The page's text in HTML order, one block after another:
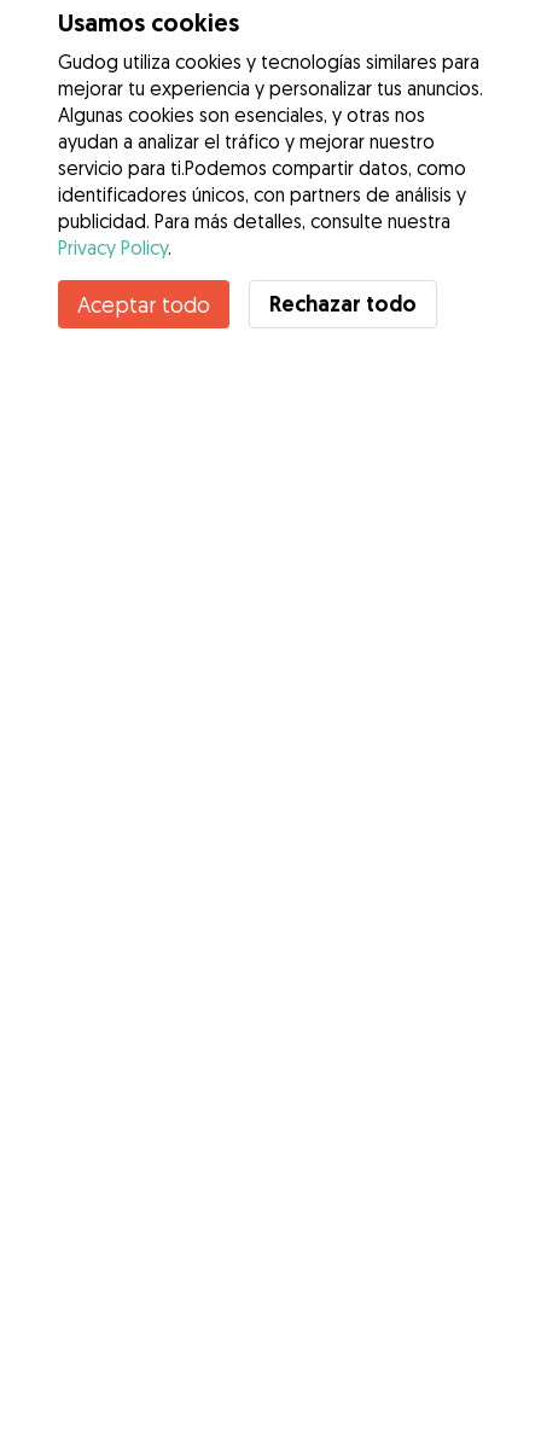
Contacta con Beatriz
¿Conoces los Beneficios de Gudog? Ver más
Usamos cookies
Gudog utiliza cookies y tecnologías similares para
mejorar tu experiencia y personalizar tus anuncios.
Algunas cookies son esenciales, y otras nos
ayudan a analizar el tráfico y mejorar nuestro
servicio para ti.Podemos compartir datos, como
identificadores únicos, con partners de análisis y
publicidad. Para más detalles, consulte nuestra
Privacy Policy.
Aceptar todo Rechazar todo